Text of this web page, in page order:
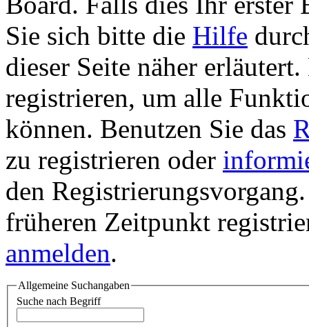
Sie sich bitte die Hilfe
dieser Seite näher
registrieren, um alle
können. Benutzen Sie das
zu registrieren oder
den
früheren Zeitpunkt
anmelden.
Allgemeine Suchangaben
Suche nach Begriff